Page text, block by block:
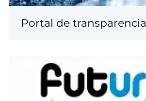
Portal de transparencia